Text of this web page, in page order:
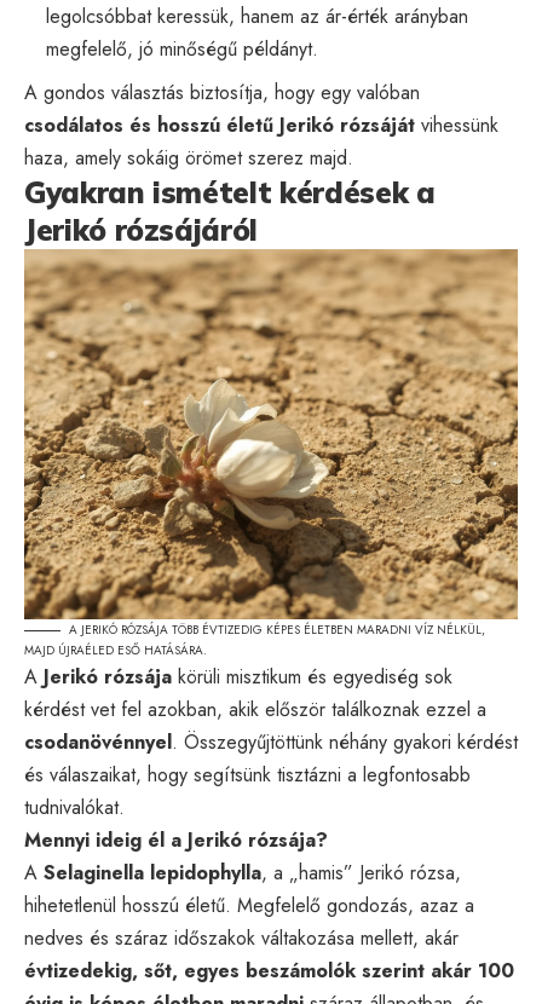
legolcsóbbat keressük, hanem az ár-érték arányban
megfelelő, jó minőségű példányt.
A gondos választás biztosítja, hogy egy valóban
csodálatos és hosszú életű Jerikó rózsáját vihessünk
haza, amely sokáig örömet szerez majd.
Gyakran ismételt kérdések a
Jerikó rózsájáról
A JERIKÓ RÓZSÁJA TÖBB ÉVTIZEDIG KÉPES ÉLETBEN MARADNI VÍZ NÉLKÜL,
MAJD ÚJRAÉLED ESŐ HATÁSÁRA.
A Jerikó rózsája körüli misztikum és egyediség sok
kérdést vet fel azokban, akik először találkoznak ezzel a
csodanövénnyel. Összegyűjtöttünk néhány gyakori kérdést
és válaszaikat, hogy segítsünk tisztázni a legfontosabb
tudnivalókat.
Mennyi ideig él a Jerikó rózsája?
A Selaginella lepidophylla, a „hamis” Jerikó rózsa,
hihetetlenül hosszú életű. Megfelelő gondozás, azaz a
nedves és száraz időszakok váltakozása mellett, akár
évtizedekig, sőt, egyes beszámolók szerint akár 100